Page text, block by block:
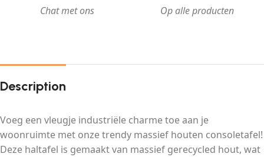
Chat met ons Op alle producten
Description
Voeg een vleugje industriële charme toe aan je
woonruimte met onze trendy massief houten consoletafel!
Deze haltafel is gemaakt van massief gerecycled hout, wat